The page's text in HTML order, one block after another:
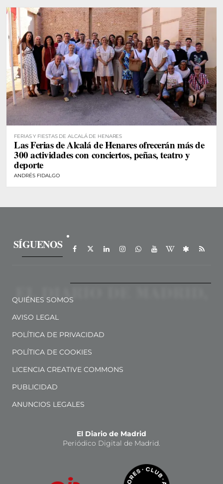
FERIAS Y FIESTAS DE ALCALÁ DE HENARES
Las Ferias de Alcalá de Henares ofrecerán más de
300 actividades con conciertos, peñas, teatro y
deporte
ANDRÉS FIDALGO
SÍGUENOS
QUIÉNES SOMOS
AVISO LEGAL
POLÍTICA DE PRIVACIDAD
POLÍTICA DE COOKIES
LICENCIA CREATIVE COMMONS
PUBLICIDAD
ANUNCIOS LEGALES
El Diario de Madrid
Periódico Digital de Madrid.